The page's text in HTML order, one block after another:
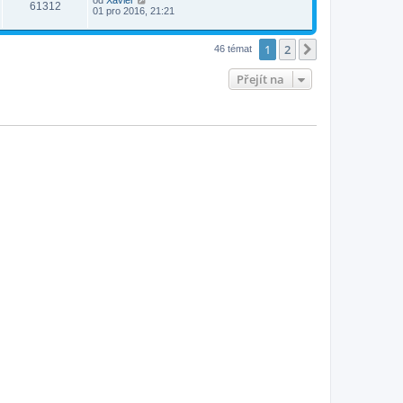
61312
01 pro 2016, 21:21
46 témat 1 2
Přejít na